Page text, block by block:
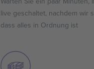
live geschaltet, nachdem wir
dass alles in Ordnung ist